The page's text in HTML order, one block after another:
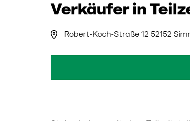
Verkäufer in
Robert-Koch-Straße 12 52152